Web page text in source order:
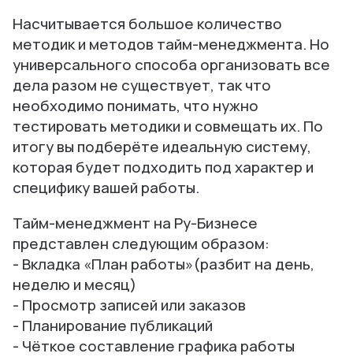
Насчитывается большое количество
методик и методов тайм-менеджмента. Но
универсального способа организовать все
дела разом не существует, так что
необходимо понимать, что нужно
тестировать методики и совмещать их. По
итогу вы подберёте идеальную систему,
которая будет подходить под характер и
специфику вашей работы.
Тайм-менеджмент на Ру-Бизнесе
представлен следующим образом:
- Вкладка «План работы»(разбит на день,
неделю и месяц)
- Просмотр записей или заказов
- Планирование публикаций
- Чёткое составление графика работы